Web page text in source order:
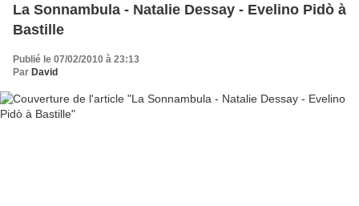
La Sonnambula - Natalie Dessay - Evelino Pidò à
Bastille
Publié le 07/02/2010 à 23:13
Par David